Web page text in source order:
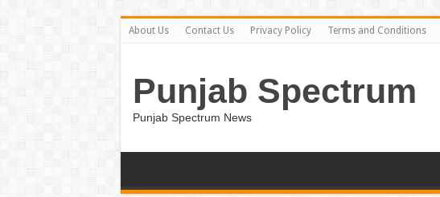
About Us Contact Us Privacy Policy Terms and Conditions
Punjab Spectrum
Punjab Spectrum News